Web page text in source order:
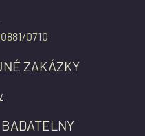
0710
ZAKÁZKY
BADATELNY